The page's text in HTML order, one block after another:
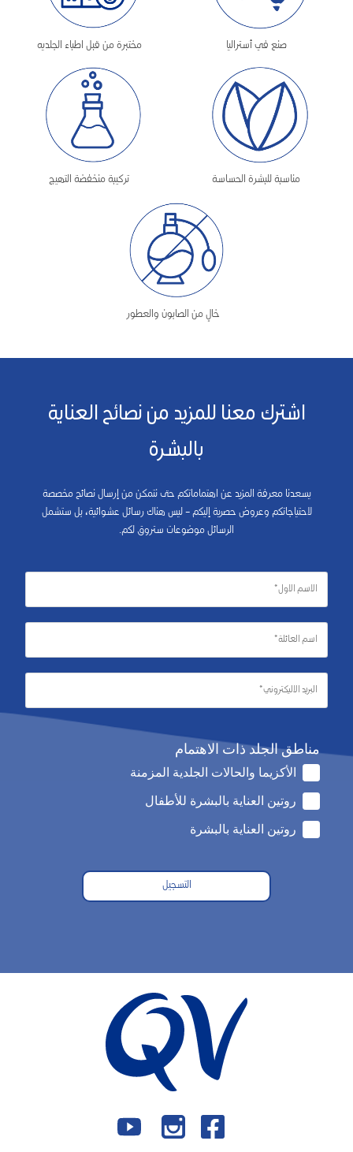
صنع في أستراليا مختبرة من قبل اطباء الجلديه
مناسبة للبشرة الحساسة تركيبة منخفضة التهيج
خالٍ من الصابون والعطور
اشترك معنا للمزيد من نصائح العناية
بالبشرة
يسعدنا معرفة المزيد عن اهتماماتكم حتى نتمكن من إرسال نصائح مخصصة
لاحتياجاتكم وعروض حصرية إليكم – ليس هناك رسائل عشوائية، بل ستشمل
الرسائل موضوعات ستروق لكم.
مناطق الجلد ذات الاهتمام
الأكزيما والحالات الجلدية المزمنة
روتين العناية بالبشرة للأطفال
روتين العناية بالبشرة
التسجيل